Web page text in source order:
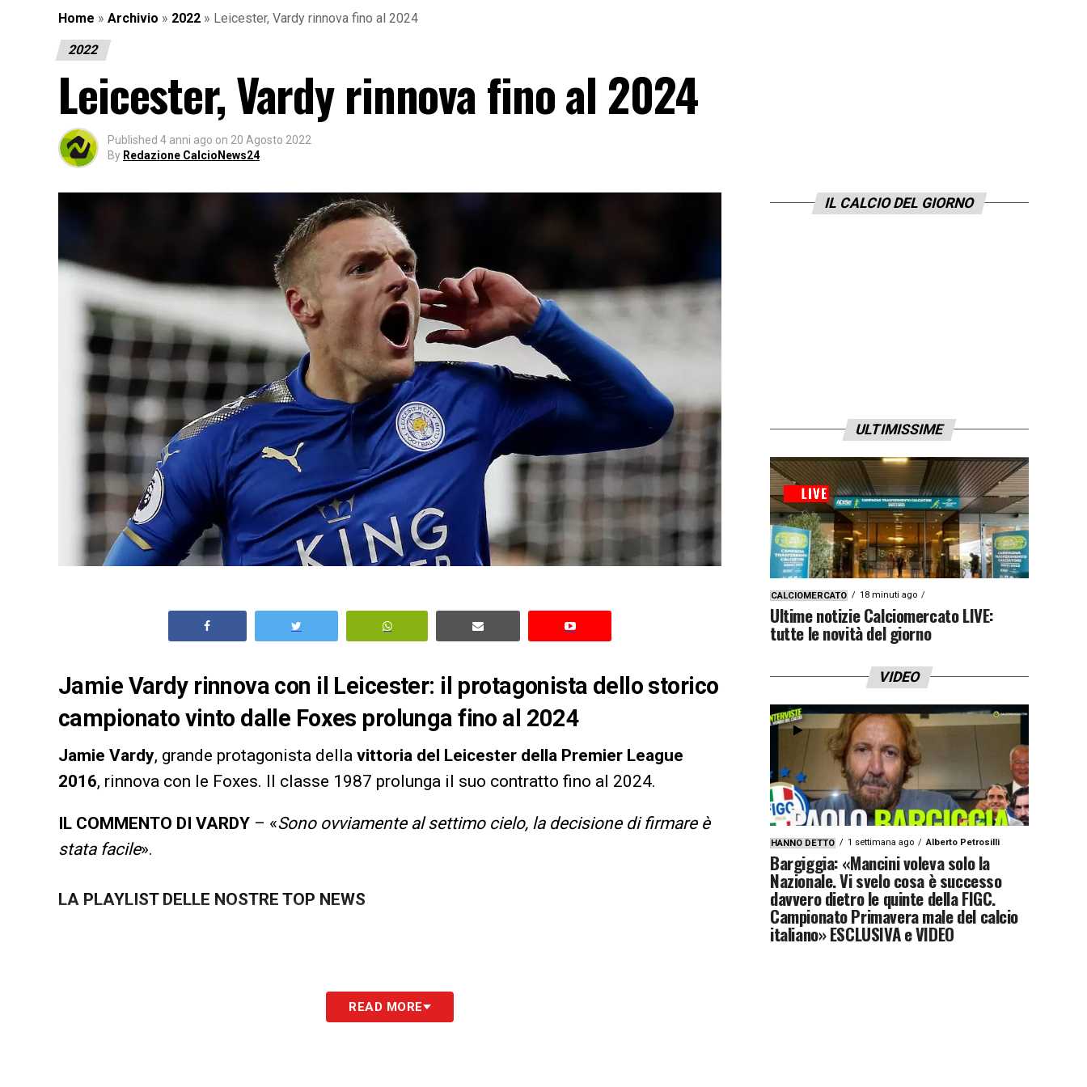
Home » Archivio » 2022 » Leicester, Vardy rinnova fino al 2024
2022
Leicester, Vardy rinnova fino al 2024
Published 4 anni ago on 20 Agosto 2022
By Redazione CalcioNews24
Jamie Vardy rinnova con il Leicester: il protagonista dello storico
campionato vinto dalle Foxes prolunga fino al 2024
Jamie Vardy, grande protagonista della vittoria del Leicester della Premier League
2016, rinnova con le Foxes. Il classe 1987 prolunga il suo contratto fino al 2024.
IL COMMENTO DI VARDY – «Sono ovviamente al settimo cielo, la decisione di firmare è
stata facile».
LA PLAYLIST DELLE NOSTRE TOP NEWS
READ MORE
IL CALCIO DEL GIORNO
ULTIMISSIME
CALCIOMERCATO 18 minuti ago
Ultime notizie Calciomercato LIVE:
tutte le novità del giorno
VIDEO
HANNO DETTO 1 settimana ago Alberto Petrosilli
Bargiggia: «Mancini voleva solo la
Nazionale. Vi svelo cosa è successo
davvero dietro le quinte della FIGC.
Campionato Primavera male del calcio
italiano» ESCLUSIVA e VIDEO